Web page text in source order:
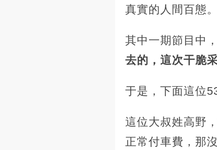
真實的人間百態。
其中一期節目中
去的，這次干脆
于是，下面這位
這位大叔姓高野
正常付車費，那